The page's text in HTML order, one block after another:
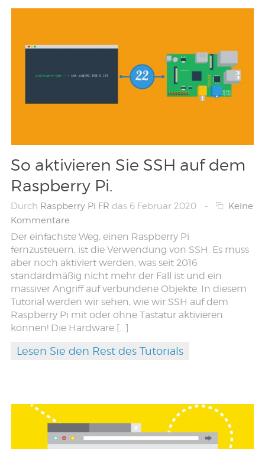
So aktivieren Sie SSH auf dem
Raspberry Pi.
Durch Raspberry Pi FR das 6 Februar 2020 -
Keine
Kommentare
Der einfachste Weg, einen Raspberry Pi
fernzusteuern, ist die Verwendung von SSH. Es muss
aber noch aktiviert werden, was seit 2016
standardmäßig nicht mehr der Fall ist und ein
massiver Angriff auf verbundene Objekte. In diesem
Tutorial werden wir sehen, wie wir SSH auf dem
Raspberry Pi mit oder ohne Tastatur aktivieren
können! Die Hardware […]
Lesen Sie den Rest des Tutorials